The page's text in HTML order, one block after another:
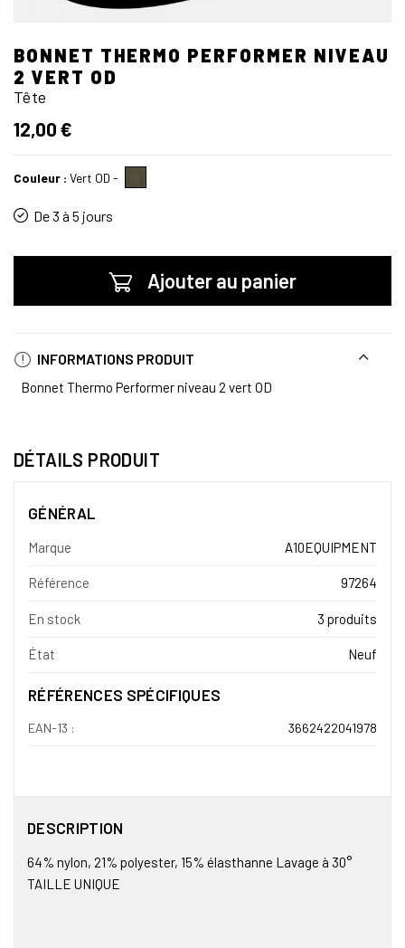
BONNET THERMO PERFORMER NIVEAU
2 VERT OD
Tête
12,00 €
Couleur : Vert OD -
De 3 à 5 jours
Ajouter au panier
INFORMATIONS PRODUIT
Bonnet Thermo Performer niveau 2 vert OD
DÉTAILS PRODUIT
GÉNÉRAL
Marque A10EQUIPMENT
Référence 97264
En stock 3 produits
État Neuf
RÉFÉRENCES SPÉCIFIQUES
EAN-13 : 3662422041978
DESCRIPTION
64% nylon, 21% polyester, 15% élasthanne Lavage à 30°
TAILLE UNIQUE